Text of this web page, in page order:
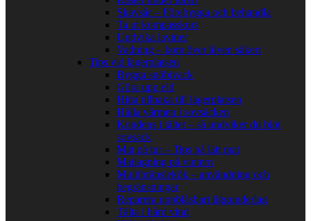
Skavsår – Förebygga och behandla
Ta ut kompasskurs
Undvika laviner
Vadning – kom över älven säkert
Tips vid lägerplatsen
Bygga snöbivack
Göra upp eld
Hitta tillbaka till lägerplatsen
Hålla värmen i sovsäcken
Kondens i tältet – så undviker du blöt
sovsäck
Mat på tur – Tips på lätt mat
Matlagning på vintern
Multibränslekök – användning och
begränsningar
Reparera uppblåsbart liggunderlag
Tälta i hård vind